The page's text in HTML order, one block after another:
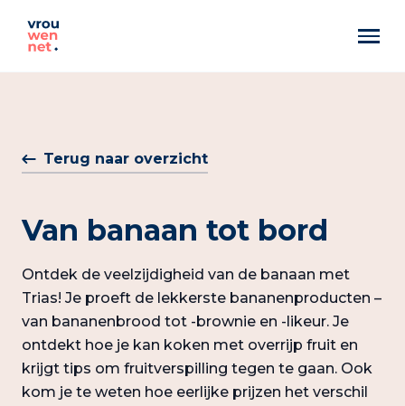
Best Pittig
Terug naar overzicht
Van banaan tot bord
Ontdek de veelzijdigheid van de banaan met
Trias! Je proeft de lekkerste bananenproducten –
van bananenbrood tot -brownie en -likeur. Je
ontdekt hoe je kan koken met overrijp fruit en
krijgt tips om fruitverspilling tegen te gaan. Ook
kom je te weten hoe eerlijke prijzen het verschil